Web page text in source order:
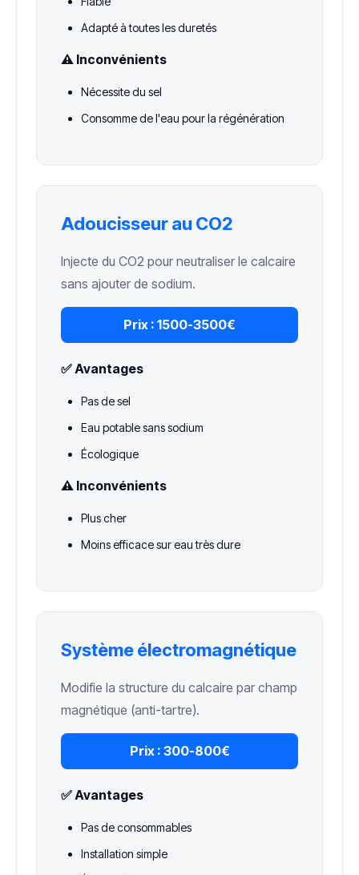
Adapté à toutes les duretés
⚠️ Inconvénients
Nécessite du sel
Consomme de l'eau pour la régénération
Adoucisseur au CO2
Injecte du CO2 pour neutraliser le calcaire
sans ajouter de sodium.
Prix : 1500-3500€
✅ Avantages
Pas de sel
Eau potable sans sodium
Écologique
⚠️ Inconvénients
Plus cher
Moins efficace sur eau très dure
Système électromagnétique
Modifie la structure du calcaire par champ
magnétique (anti-tartre).
Prix : 300-800€
✅ Avantages
Pas de consommables
Installation simple